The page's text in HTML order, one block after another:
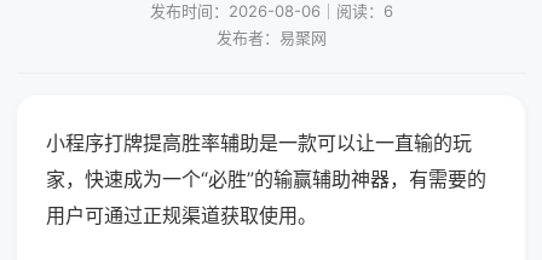
发布时间：2026-08-06｜阅读：6
发布者：易聚网
小程序打牌提高胜率辅助是一款可以让一直输的玩
家，快速成为一个“必胜”的输赢辅助神器，有需要的
用户可通过正规渠道获取使用。